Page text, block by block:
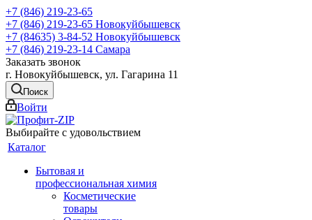
+7 (846) 219-23-65
+7 (846) 219-23-65 Новокуйбышевск
+7 (84635) 3-84-52 Новокуйбышевск
+7 (846) 219-23-14 Самара
Заказать звонок
г. Новокуйбышевск, ул. Гагарина 11
Поиск
Войти
Выбирайте с удовольствием
Каталог
Бытовая и
профессиональная химия
Косметические
товары